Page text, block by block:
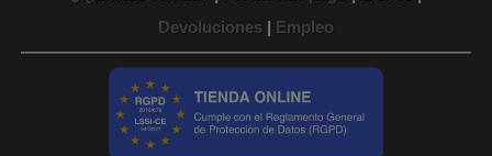
Devoluciones | Empleo